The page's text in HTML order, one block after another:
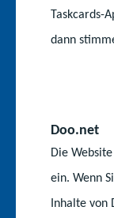
Taskcards-
dann
Doo.net
Die
ein. Wenn
Inhalte von
Du-bist-Kita
Karriereportal